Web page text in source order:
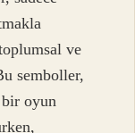
ve
semboller,
bir oyun